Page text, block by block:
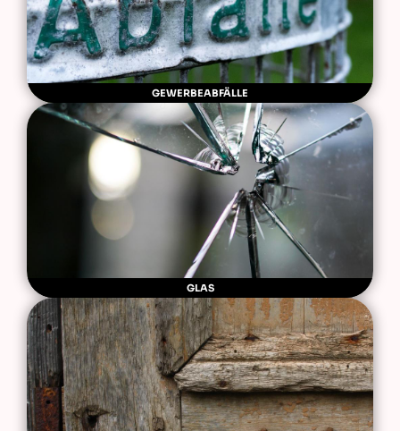
GEWERBEABFÄLLE
GLAS